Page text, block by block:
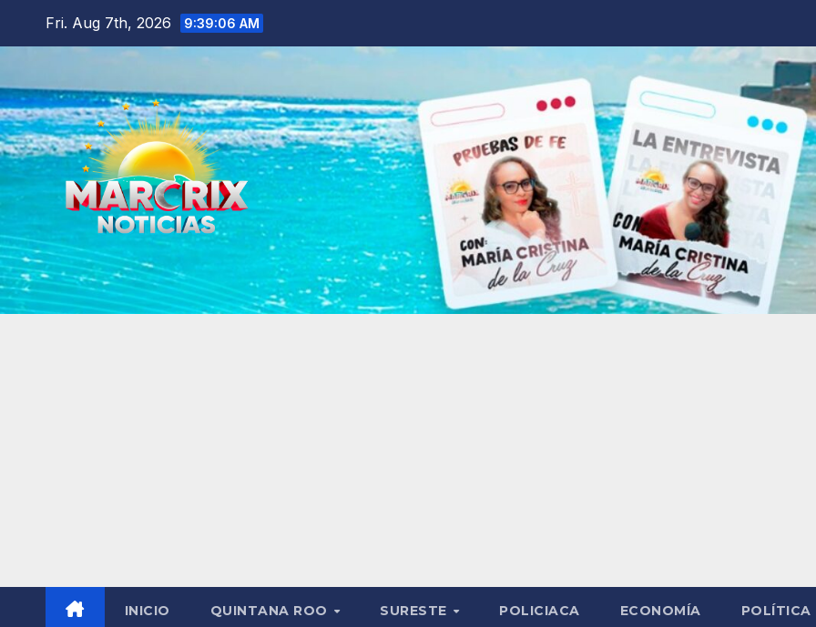
Fri. Aug 7th, 2026 9:39:07 AM
INICIO QUINTANA ROO SURESTE POLICIACA ECONOMÍA POLÍTICA